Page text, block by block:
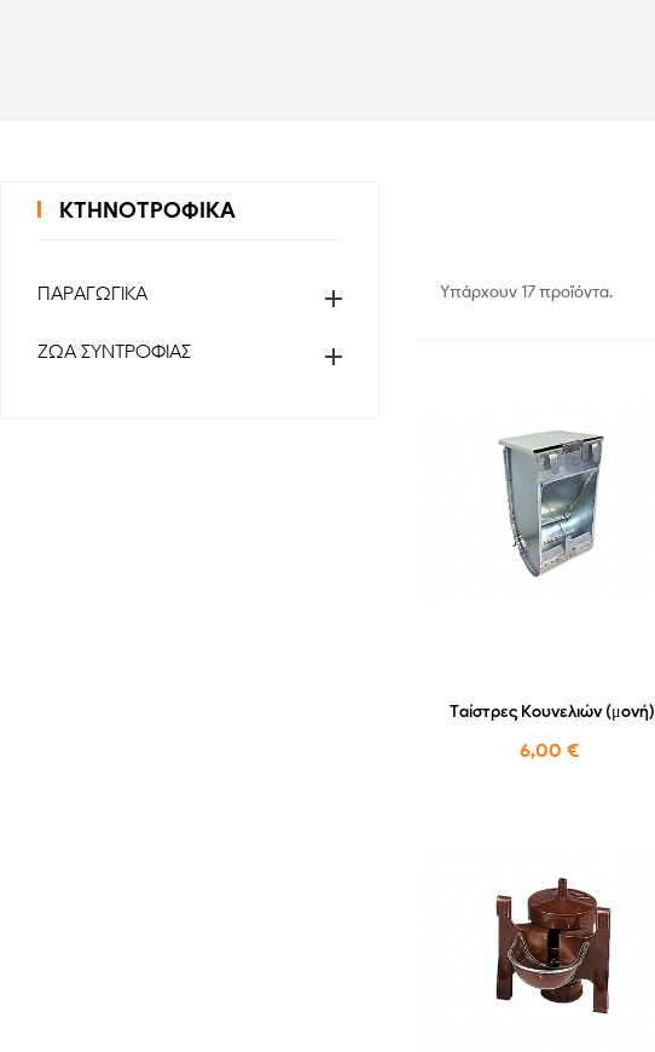
ΚΤΗΝΟΤΡΟΦΙΚΑ
ΠΑΡΑΓΩΓΙΚΑ 
ΖΩΑ ΣΥΝΤΡΟΦΙΑΣ 
Υπάρχουν 17 προϊόντα.
Ταίστρες Κουνελιών (μονή)
6,00 €